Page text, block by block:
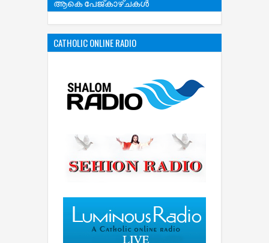
ആകെ പേജ്‌കാഴ്‌ചകള്‍
CATHOLIC ONLINE RADIO